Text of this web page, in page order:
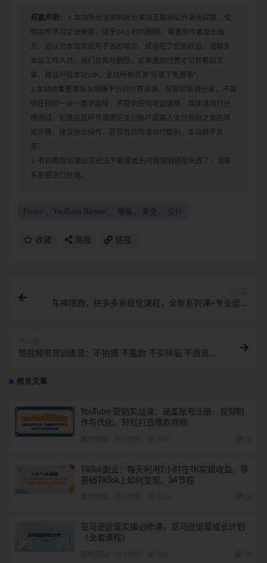
郑重声明：
1.本站所分享资料部分来自互联网公开渠道获取，仅
供会员学习交流使用，请于24小时内删除，尊重原作者及出版
方，如认为本站有使用不当的地方，或侵犯了您的权益，请联系
本站工作人员，我们会及时删除。如果遇到付费才可观看的文
章，建议升级本站VIP，全站所有资源“任意下免费看”。
2.本站收集整理各大网赚平台的付费资源，仅提供资源分享，不提
供任何的一对一教学指导，不提供任何收益保障，具体请自行分
辨测试，如遇充值环节或绑定支付账户或输入支付密码之类的异
常步骤，建议停止操作，是否有风险请自行甄别，本站概不负
责！
3. 有的教程如果出现无法下载或者无内容说明链接失效了，请联
系客服进行处理。
Fiverr ，YouTube Banner， 横幅， 美金， 设计
收藏 海报 链接
车神陪跑，拼多多系统化课程，全新系列课+专业运营
短视频带货训练营：不拍摄 不露脸 不买样品 不囤货发
相关文章
YouTube-营销实战课：涵盖账号注册、视频制
作与优化，轻松打造爆款视频
TikTok副业：每天利用2小时在TK实现收益，零
基础TikTok上如何变现，34节程
亚马逊运营实操必修课，亚马逊运营成长计划
（全套课程）